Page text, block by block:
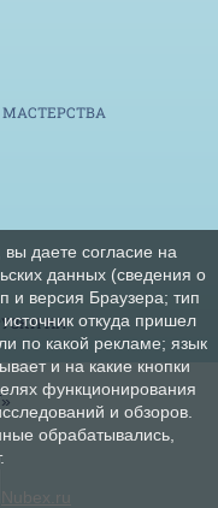
НА
Nubex.ru
даете согласие на
данных (сведения о
и версия Браузера; тип
откуда пришел
по какой рекламе; язык
и на какие кнопки
функционирования
и обзоров.
обрабатывались,